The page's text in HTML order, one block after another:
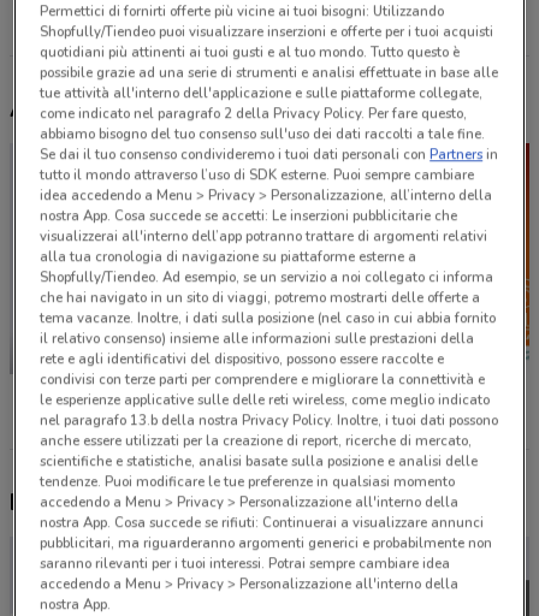
Tutti i negozi Leroy Merlin
Altri volantini nelle vicinanze
-2 GIORNI
Unieuro Trony Conad
Nuovi prodotti da provare
Permettici di fornirti offerte più vicine ai tuoi bisogni: Utilizzando
Shopfully/Tiendeo puoi visualizzare inserzioni e offerte per i tuoi acquisti
quotidiani più attinenti ai tuoi gusti e al tuo mondo. Tutto questo è
possibile grazie ad una serie di strumenti e analisi effettuate in base alle
tue attività all'interno dell'applicazione e sulle piattaforme collegate,
come indicato nel paragrafo 2 della Privacy Policy. Per fare questo,
abbiamo bisogno del tuo consenso sull'uso dei dati raccolti a tale fine.
Se dai il tuo consenso condivideremo i tuoi dati personali conPartnersin
tutto il mondo attraverso l’uso di SDK esterne. Puoi sempre cambiare
idea accedendo a Menu > Privacy > Personalizzazione, all’interno della
nostra App. Cosa succede se accetti: Le inserzioni pubblicitarie che
visualizzerai all'interno dell’app potranno trattare di argomenti relativi
alla tua cronologia di navigazione su piattaforme esterne a
Shopfully/Tiendeo. Ad esempio, se un servizio a noi collegato ci informa
che hai navigato in un sito di viaggi, potremo mostrarti delle offerte a
tema vacanze. Inoltre, i dati sulla posizione (nel caso in cui abbia fornito
il relativo consenso) insieme alle informazioni sulle prestazioni della
rete e agli identificativi del dispositivo, possono essere raccolte e
condivisi con terze parti per comprendere e migliorare la connettività e
le esperienze applicative sulle delle reti wireless, come meglio indicato
nel paragrafo 13.b della nostra Privacy Policy. Inoltre, i tuoi dati possono
anche essere utilizzati per la creazione di report, ricerche di mercato,
scientifiche e statistiche, analisi basate sulla posizione e analisi delle
tendenze. Puoi modificare le tue preferenze in qualsiasi momento
accedendo a Menu > Privacy > Personalizzazione all'interno della
nostra App. Cosa succede se rifiuti: Continuerai a visualizzare annunci
pubblicitari, ma riguarderanno argomenti generici e probabilmente non
saranno rilevanti per i tuoi interessi. Potrai sempre cambiare idea
accedendo a Menu > Privacy > Personalizzazione all'interno della
nostra App.